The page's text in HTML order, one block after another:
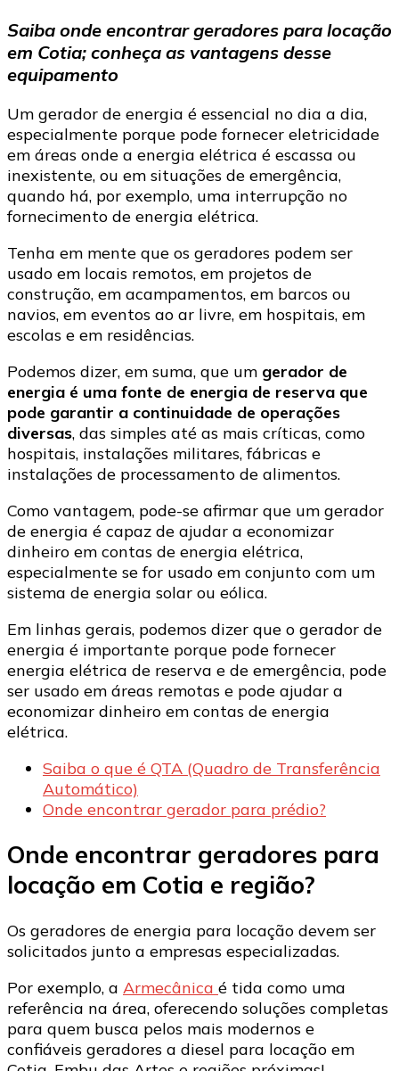
Cotia:
onde
Saiba onde encontrar geradores para locação
em Cotia; conheça as vantagens desse
equipamento
Um gerador de energia é essencial no dia a dia,
especialmente porque pode fornecer eletricidade
em áreas onde a energia elétrica é escassa ou
inexistente, ou em situações de emergência,
quando há, por exemplo, uma interrupção no
fornecimento de energia elétrica.
Tenha em mente que os geradores podem ser
usado em locais remotos, em projetos de
construção, em acampamentos, em barcos ou
navios, em eventos ao ar livre, em hospitais, em
escolas e em residências.
Podemos dizer, em suma, que um gerador de
energia é uma fonte de energia de reserva que
pode garantir a continuidade de operações
diversas, das simples até as mais críticas, como
hospitais, instalações militares, fábricas e
instalações de processamento de alimentos.
Como vantagem, pode-se afirmar que um gerador
de energia é capaz de ajudar a economizar
dinheiro em contas de energia elétrica,
especialmente se for usado em conjunto com um
sistema de energia solar ou eólica.
Em linhas gerais, podemos dizer que o gerador de
energia é importante porque pode fornecer
energia elétrica de reserva e de emergência, pode
ser usado em áreas remotas e pode ajudar a
economizar dinheiro em contas de energia
elétrica.
Saiba o que é QTA (Quadro de Transferência
Automático)
Onde encontrar gerador para prédio?
Onde encontrar geradores para
locação em Cotia e região?
Os geradores de energia para locação devem ser
solicitados junto a empresas especializadas.
Por exemplo, a Armecânica é tida como uma
referência na área, oferecendo soluções completas
para quem busca pelos mais modernos e
confiáveis geradores a diesel para locação em